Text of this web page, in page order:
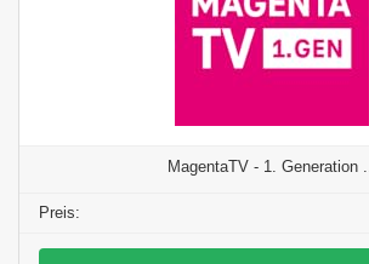
MagentaTV - 1. Generation ...